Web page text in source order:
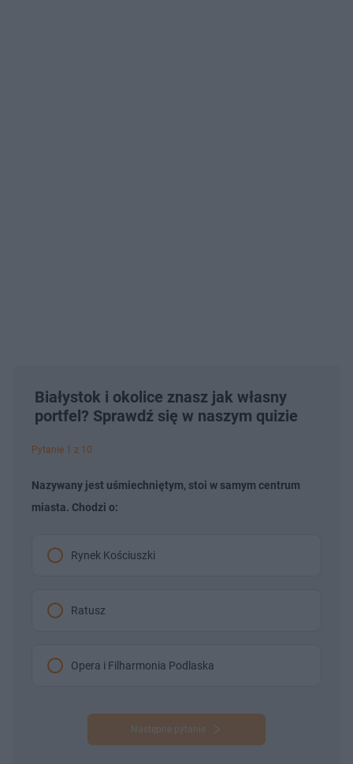
Białystok i okolice znasz jak własny
portfel? Sprawdź się w naszym quizie
Pytanie 1 z 10
Nazywany jest uśmiechniętym, stoi w samym centrum
miasta. Chodzi o:
Rynek Kościuszki
Ratusz
Opera i Filharmonia Podlaska
Następne pytanie